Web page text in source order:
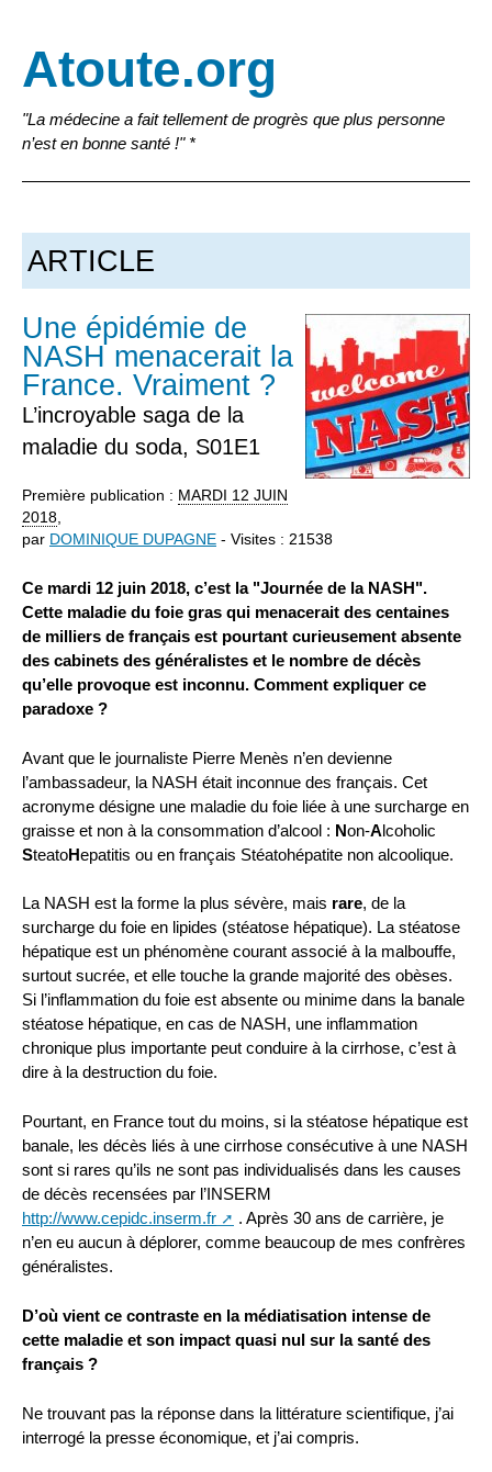
Atoute.org
"La médecine a fait tellement de progrès que plus personne
n’est en bonne santé !" *
ARTICLE
Une épidémie de
NASH menacerait la
France. Vraiment ?
L’incroyable saga de la
maladie du soda, S01E1
Première publication : MARDI 12 JUIN
2018,
par DOMINIQUE DUPAGNE - Visites : 21538
Ce mardi 12 juin 2018, c’est la "Journée de la NASH".
Cette maladie du foie gras qui menacerait des centaines
de milliers de français est pourtant curieusement absente
des cabinets des généralistes et le nombre de décès
qu’elle provoque est inconnu. Comment expliquer ce
paradoxe ?
Avant que le journaliste Pierre Menès n’en devienne
l’ambassadeur, la NASH était inconnue des français. Cet
acronyme désigne une maladie du foie liée à une surcharge en
graisse et non à la consommation d’alcool : Non-Alcoholic
SteatoHepatitis ou en français Stéatohépatite non alcoolique.
La NASH est la forme la plus sévère, mais rare, de la
surcharge du foie en lipides (stéatose hépatique). La stéatose
hépatique est un phénomène courant associé à la malbouffe,
surtout sucrée, et elle touche la grande majorité des obèses.
Si l’inflammation du foie est absente ou minime dans la banale
stéatose hépatique, en cas de NASH, une inflammation
chronique plus importante peut conduire à la cirrhose, c’est à
dire à la destruction du foie.
Pourtant, en France tout du moins, si la stéatose hépatique est
banale, les décès liés à une cirrhose consécutive à une NASH
sont si rares qu’ils ne sont pas individualisés dans les causes
de décès recensées par l’INSERM
http://www.cepidc.inserm.fr
. Après 30 ans de carrière, je
n’en eu aucun à déplorer, comme beaucoup de mes confrères
généralistes.
D’où vient ce contraste en la médiatisation intense de
cette maladie et son impact quasi nul sur la santé des
français ?
Ne trouvant pas la réponse dans la littérature scientifique, j’ai
interrogé la presse économique, et j’ai compris.